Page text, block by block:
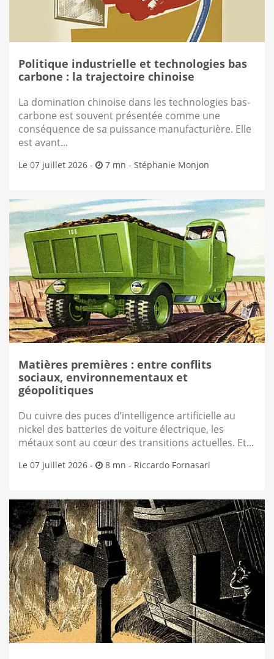
Politique industrielle et technologies bas
carbone : la trajectoire chinoise
La domination chinoise dans les technologies bas-
carbone est souvent présentée comme une
conséquence de sa puissance manufacturière. Elle
est avant...
Le 07 juillet 2026 - 7 mn - Stéphanie Monjon
Matières premières : entre conflits
sociaux, environnementaux et
géopolitiques
Du cuivre des puces d’intelligence artificielle au
nickel des batteries de voiture électrique, les
métaux sont au cœur des transitions actuelles. Et...
Le 07 juillet 2026 - 8 mn - Riccardo Fornasari